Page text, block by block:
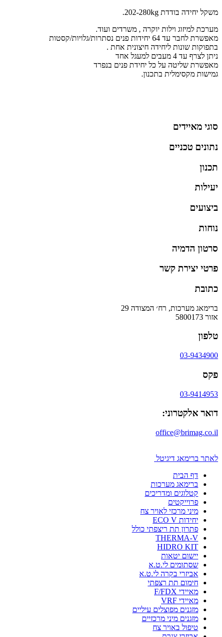
משקל יחידה בודדת 202-280kg.
מערכת למיזוג וילות יוקרה , משרדים ועוד.
מאפשרת לחבר עד 64 יחידות פנים נסתרות/גלויות/קסטות
בתפוקות שונות ליחידה חיצונית אחת .
ניתן לצרף עד 4 מעבים למעגל אחד
מאפשרת שליטה על כל יחידת פנים בנפרד
גמישות מקסימלית בתכנון.
סוגי מאיידים
נתונים טכניים
תכנון
יעילות
ביצועים
נוחות
סרטון הדמיה
פרטי יצירת קשר
כתובת
ברימאג מערכות, רח׳ המצודה 29
אזור 5800173
טלפון
03-9434900
פקס
03-9414953
דואר אלקטרוני:
office@brimag.co.il
לאתר ברימאג דיגיטל
דף הבית
ברימאג מערכות
קטלוגים ומדריכים
פרוייקטים
מיני מרכזי לאויר צח
יחידות ECO V
פתרון תת ריצפתי כולל
THERMA-V
HIDRO KIT
יישום יטאות
שסתומים לי.ט.א
אביזרי בקרה לי.ט.א
חימום תת רצפתי
מאיידי F/FDX
מאיידי VRF
מזגנים מפוצלים עיליים
מזגנים מיני מרכזיים
טיפול באויר צח